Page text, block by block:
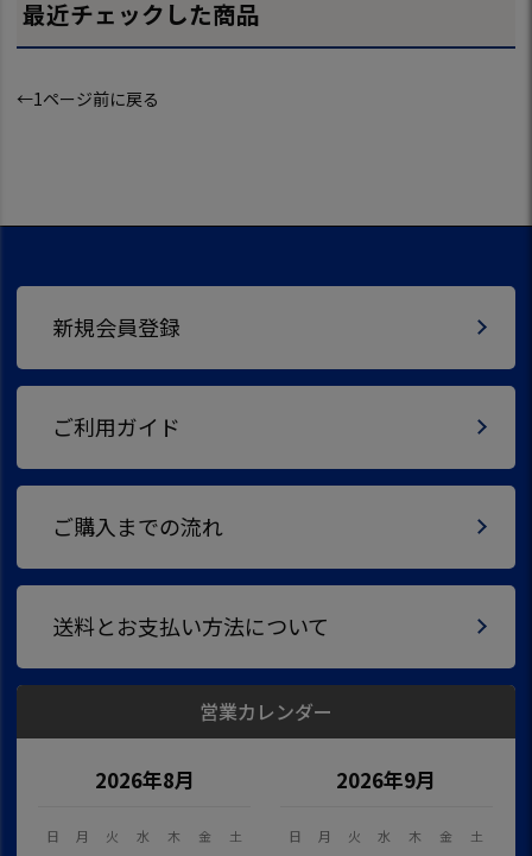
最近チェックした商品
←1ページ前に戻る
新規会員登録
ご利用ガイド
ご購入までの流れ
送料とお支払い方法について
営業カレンダー
2026年8月
日 月 火 水 木 金 土
2026年9月
日 月 火 水 木 金 土